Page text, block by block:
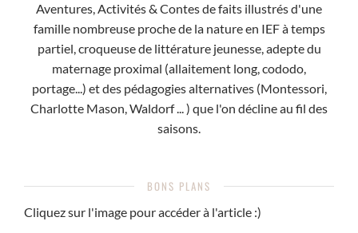
Aventures, Activités & Contes de faits illustrés d'une
famille nombreuse proche de la nature en IEF à temps
partiel, croqueuse de littérature jeunesse, adepte du
maternage proximal (allaitement long, cododo,
portage...) et des pédagogies alternatives (Montessori,
Charlotte Mason, Waldorf ... ) que l'on décline au fil des
saisons.
BONS PLANS
Cliquez sur l'image pour accéder à l'article :)